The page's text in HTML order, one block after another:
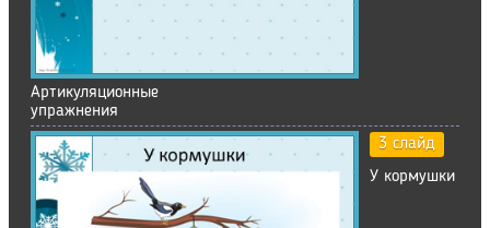
Артикуляционные
упражнения
3 слайд
У кормушки